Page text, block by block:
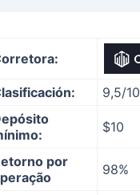
9,5/10
$10
por
98%